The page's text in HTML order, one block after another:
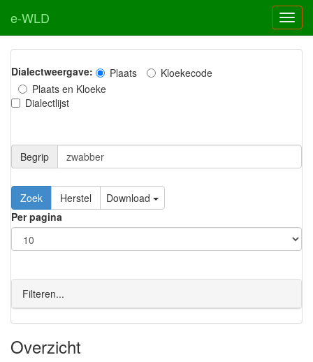
e-WLD
Dialectweergave: Plaats
Kloekecode
Plaats en Kloeke
Dialectlijst
Begrip
Zoek Herstel
Download
Per pagina
Filteren...
Overzicht